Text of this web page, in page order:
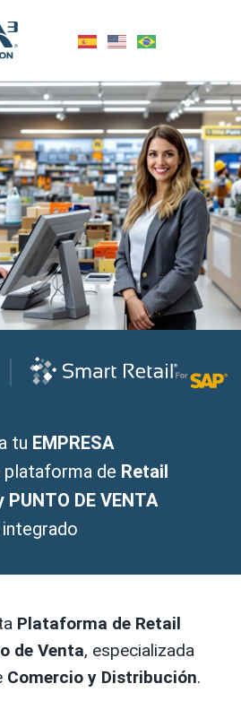
tu EMPRESA
plataforma de Retail
PUNTO DE VENTA
integrado
Plataforma de Retail
de Venta, especializada
Comercio y Distribución.